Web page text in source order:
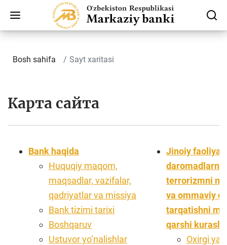
Bosh sahifa Sayt xaritasi
Карта сайта
Bank haqida
Huquqiy maqom,
maqsadlar, vazifalar,
qadriyatlar va missiya
Bank tizimi tarixi
Boshqaruv
Ustuvor yo‘nalishlar
Jinoiy
daromadlarni
terrorizmni
va ommaviy
tarqatishni
qarshi
Oxirgi